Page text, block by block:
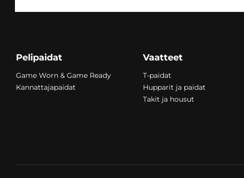
260,00
Pelipaidat
Game Worn & Game Ready
Kannattajapaidat
Vaatteet
T-paidat
Hupparit ja paidat
Takit ja housut